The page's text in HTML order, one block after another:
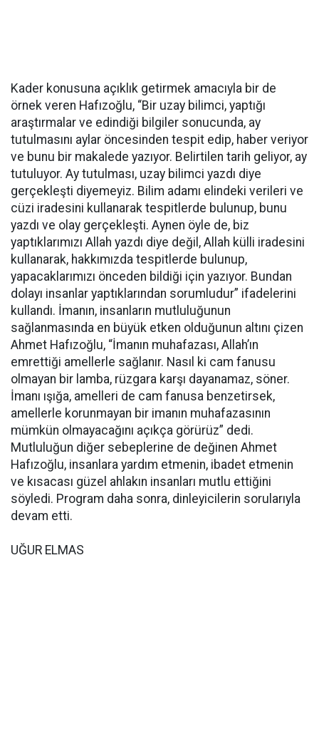
Kader konusuna açıklık getirmek amacıyla bir de
örnek veren Hafızoğlu, “Bir uzay bilimci, yaptığı
araştırmalar ve edindiği bilgiler sonucunda, ay
tutulmasını aylar öncesinden tespit edip, haber veriyor
ve bunu bir makalede yazıyor. Belirtilen tarih geliyor, ay
tutuluyor. Ay tutulması, uzay bilimci yazdı diye
gerçekleşti diyemeyiz. Bilim adamı elindeki verileri ve
cüzi iradesini kullanarak tespitlerde bulunup, bunu
yazdı ve olay gerçekleşti. Aynen öyle de, biz
yaptıklarımızı Allah yazdı diye değil, Allah külli iradesini
kullanarak, hakkımızda tespitlerde bulunup,
yapacaklarımızı önceden bildiği için yazıyor. Bundan
dolayı insanlar yaptıklarından sorumludur” ifadelerini
kullandı. İmanın, insanların mutluluğunun
sağlanmasında en büyük etken olduğunun altını çizen
Ahmet Hafızoğlu, “İmanın muhafazası, Allah’ın
emrettiği amellerle sağlanır. Nasıl ki cam fanusu
olmayan bir lamba, rüzgara karşı dayanamaz, söner.
İmanı ışığa, amelleri de cam fanusa benzetirsek,
amellerle korunmayan bir imanın muhafazasının
mümkün olmayacağını açıkça görürüz” dedi.
Mutluluğun diğer sebeplerine de değinen Ahmet
Hafızoğlu, insanlara yardım etmenin, ibadet etmenin
ve kısacası güzel ahlakın insanları mutlu ettiğini
söyledi. Program daha sonra, dinleyicilerin sorularıyla
devam etti.
UĞUR ELMAS